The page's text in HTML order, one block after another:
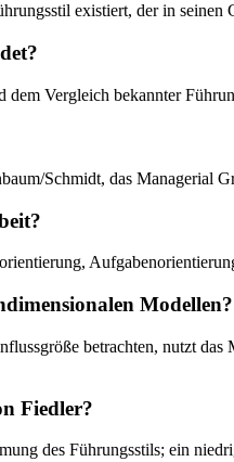
existiert, der in
Vergleich bekannter
Schmidt, das
Modellen?
betrachten, nutzt
Fiedler?
des Führungsstils; ein